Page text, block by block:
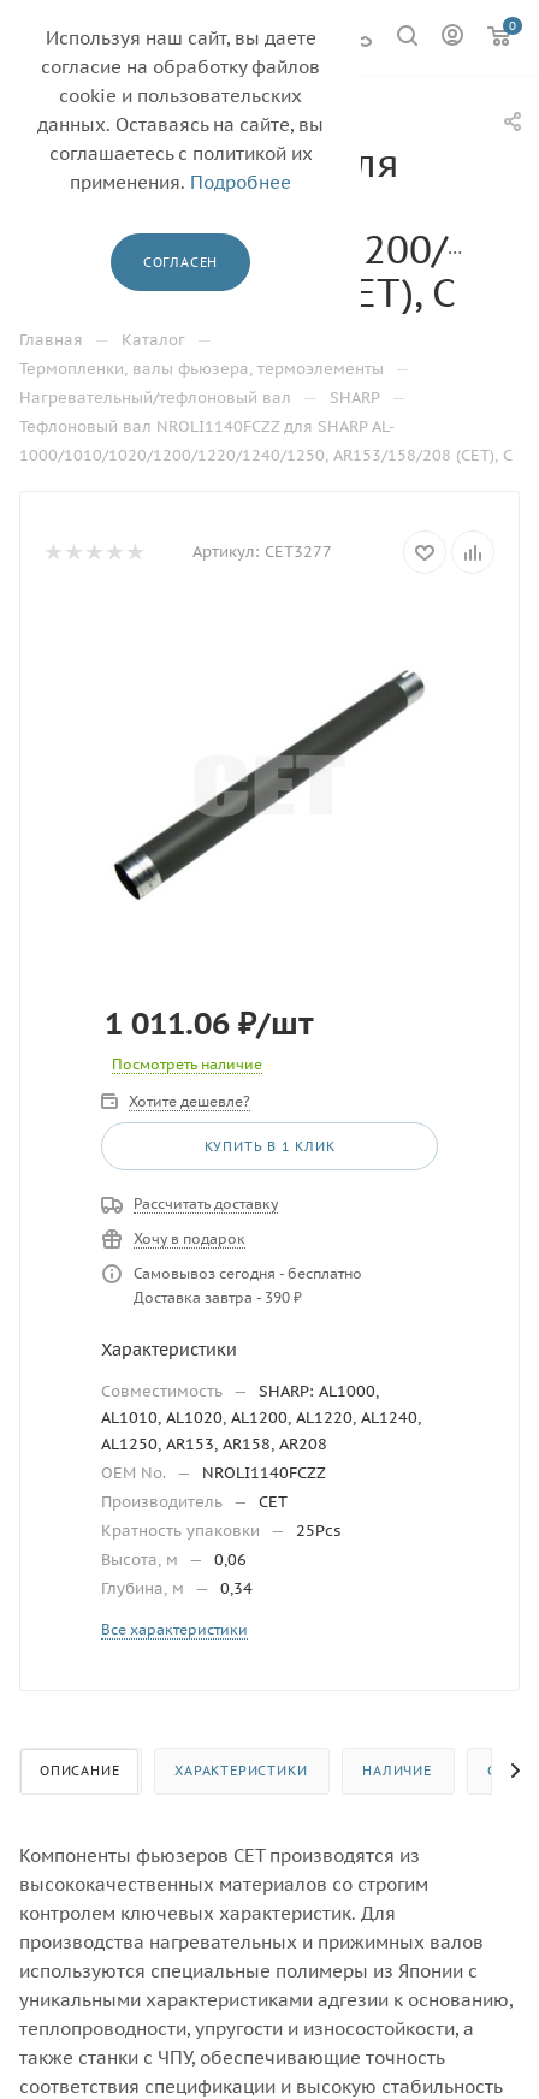
0
Тефлоновый вал
NROLI1140FCZZ для
SHARP AL-
1000/1010/1020/1200/
AR153/158/208 (CET), C
Главная — Каталог —
Термопленки, валы фьюзера, термоэлементы —
Нагревательный/тефлоновый вал — SHARP —
Тефлоновый вал NROLI1140FCZZ для SHARP AL-
1000/1010/1020/1200/1220/1240/1250, AR153/158/208 (CET), C
Артикул: CET3277
1 011.06 ₽/шт
Посмотреть наличие
Хотите дешевле?
КУПИТЬ В 1 КЛИК
Рассчитать доставку
Хочу в подарок
Самовывоз сегодня - бесплатно
Доставка завтра - 390 ₽
Характеристики
Совместимость —
SHARP: AL1000,
AL1010, AL1020, AL1200, AL1220, AL1240,
AL1250, AR153, AR158, AR208
OEM No.
—
NROLI1140FCZZ
Производитель —
CET
Кратность упаковки
—
25Pcs
Высота, м
—
0,06
Глубина, м
— 0,34
Все характеристики
ОПИСАНИЕ ХАРАКТЕРИСТИКИ НАЛИЧИЕ
Компоненты фьюзеров CET производятся из
высококачественных материалов со строгим
контролем ключевых характеристик. Для
производства нагревательных и прижимных валов
используются специальные полимеры из Японии с
уникальными характеристиками адгезии к основанию,
теплопроводности, упругости и износостойкости, а
также станки с ЧПУ, обеспечивающие точность
соответствия спецификации и высокую стабильность
Используя наш сайт, вы даете
согласие на обработку файлов
cookie и пользовательских
данных. Оставаясь на сайте, вы
соглашаетесь с политикой их
применения. Подробнее
СОГЛАСЕН